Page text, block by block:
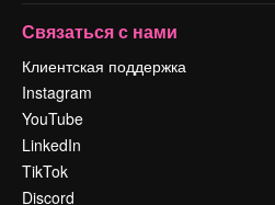
Связаться с нами
Клиентская поддержка
Instagram
YouTube
LinkedIn
TikTok
Discord